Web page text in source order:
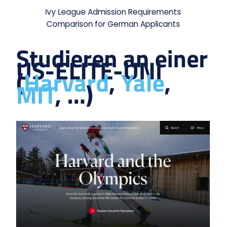
Ivy League Admission Requirements
Comparison for German Applicants
Studieren an einer
US-ELITE-UNI
(Harvard,Yale,
MIT, …)